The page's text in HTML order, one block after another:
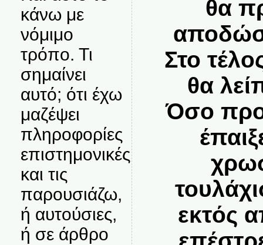
κάνω με
νόμιμο
τρόπο. Τι
σημαίνει
αυτό; ότι έχω
μαζέψει
πληροφορίες
επιστημονικές
και τις
παρουσιάζω,
ή αυτούσιες,
ή σε άρθρο
θα
Στο
θα
Όσο
εκτός